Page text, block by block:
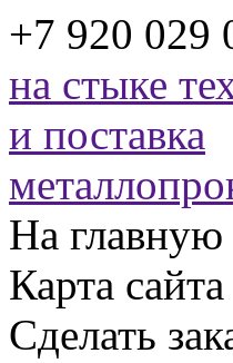
+7 920 029
на стыке
и поставка
На главную
Карта сайта
Сделать